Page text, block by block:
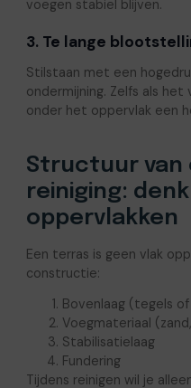
voegen stabiel blijven.
3. Te lange
Stilstaan met een
ondermijning. Zelfs als
onder het oppervlak een
Structuur van
reiniging:
oppervlakken
Een terras is geen vlak
constructie:
Bovenlaag (tegels
Voegmateriaal
Stabilisatielaag
Fundering
Tijdens reinigen wil je